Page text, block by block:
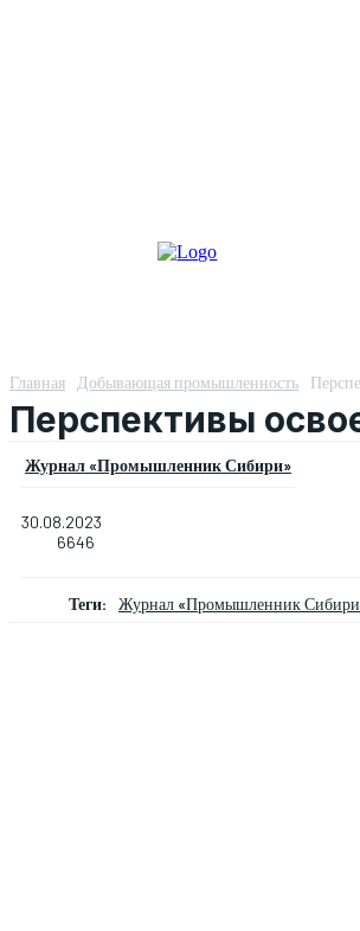
Главная Добывающая промышленность
Перспективы
Журнал «Промышленник Сибири»
30.08.2023
6646
Теги: Журнал «Промышленник